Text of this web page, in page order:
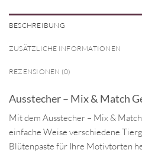
BESCHREIBUNG
ZUSÄTZLICHE INFORMATIONEN
REZENSIONEN (0)
Ausstecher – Mix & Match
Mit dem Ausstecher – Mix &
einfache Weise verschiedene
Blütenpaste für Ihre Motivtorten